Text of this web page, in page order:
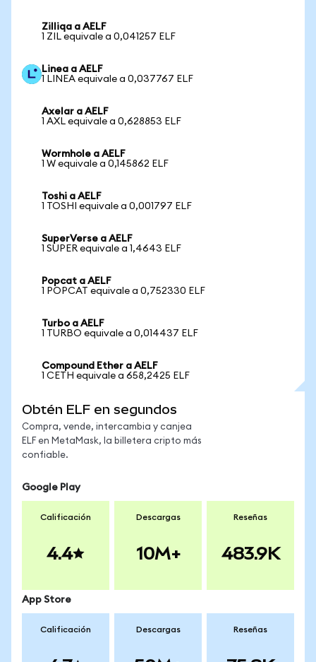
Zilliqa a AELF
1 ZIL equivale a 0,041257 ELF
Linea a AELF
1 LINEA equivale a 0,037767 ELF
Axelar a AELF
1 AXL equivale a 0,628853 ELF
Wormhole a AELF
1 W equivale a 0,145862 ELF
Toshi a AELF
1 TOSHI equivale a 0,001797 ELF
SuperVerse a AELF
1 SUPER equivale a 1,4643 ELF
Popcat a AELF
1 POPCAT equivale a 0,752330 ELF
Turbo a AELF
1 TURBO equivale a 0,014437 ELF
Compound Ether a AELF
1 CETH equivale a 658,2425 ELF
Obtén ELF en segundos
Compra, vende, intercambia y canjea
ELF en MetaMask, la billetera cripto más
confiable.
Google Play
Calificación
4.4
Descargas
10M+
Reseñas
483.9K
App Store
Calificación Descargas Reseñas